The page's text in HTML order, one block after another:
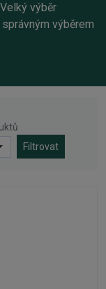
výběr
výběrem
Filtrovat